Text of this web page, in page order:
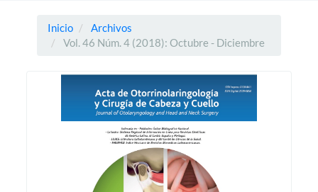
Inicio
Archivos
Vol. 46 Núm. 4 (2018): Octubre - Diciembre